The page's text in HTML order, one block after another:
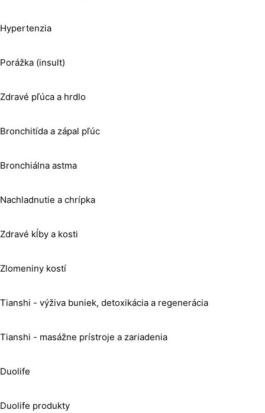
Hypertenzia
Porážka (insult)
Zdravé pľúca a hrdlo
Bronchitída a zápal pľúc
Bronchiálna astma
Nachladnutie a chrípka
Zdravé kĺby a kosti
Zlomeniny kostí
Tianshi - výživa buniek, detoxikácia a regenerácia
Tianshi - masážne prístroje a zariadenia
Duolife
Duolife produkty